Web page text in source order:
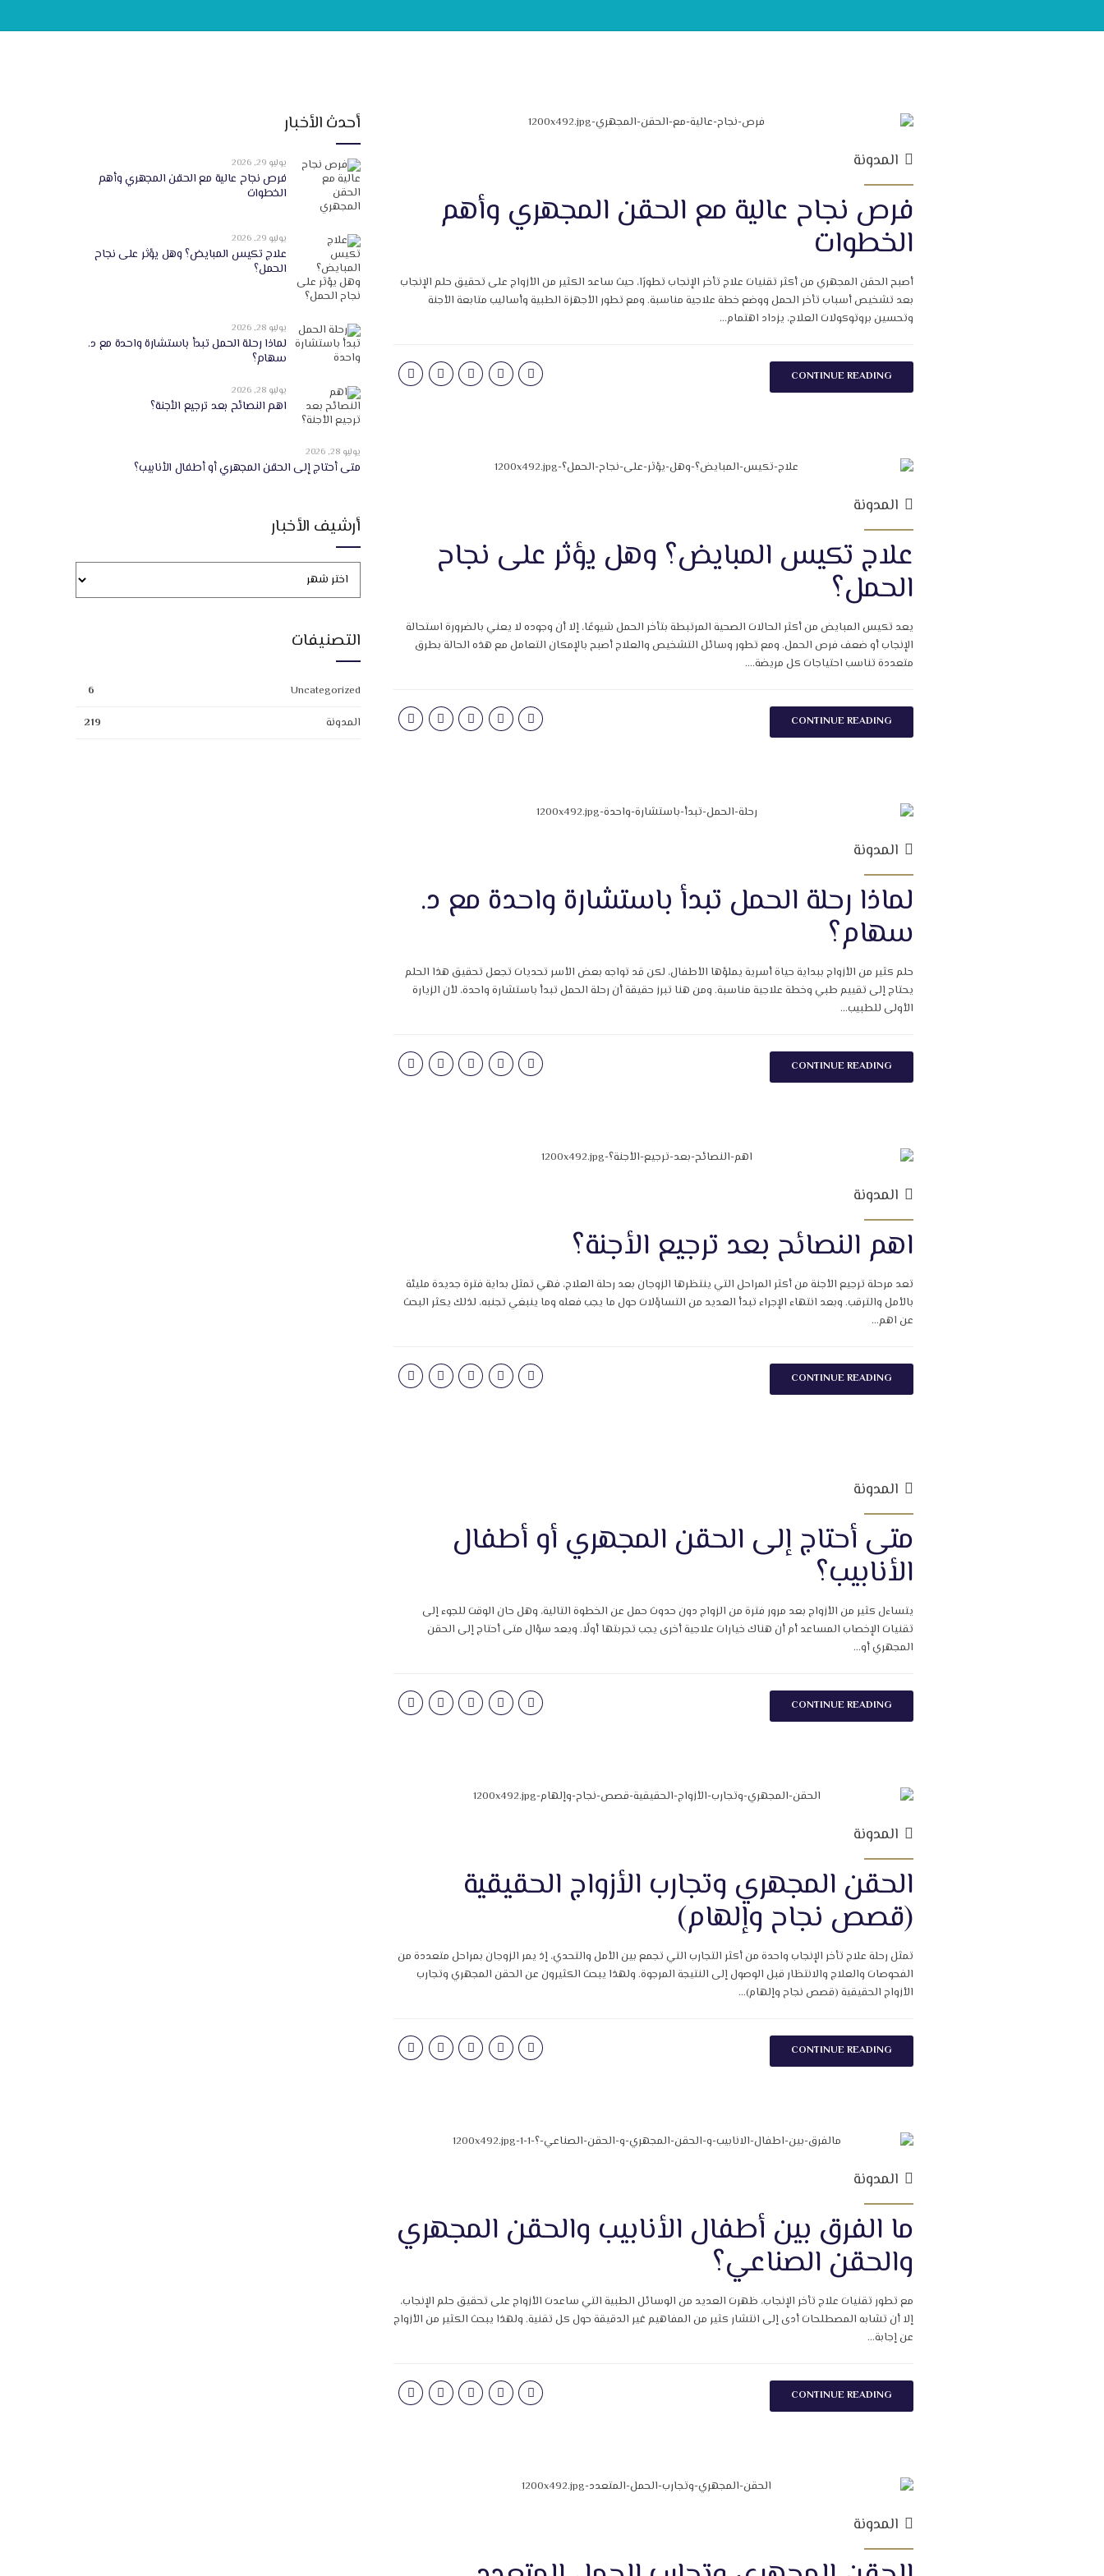
المدونة
فرص نجاح عالية مع الحقن المجهري وأهم
الخطوات
أصبح الحقن المجهري من أكثر تقنيات علاج تأخر الإنجاب تطورًا، حيث ساعد الكثير من الأزواج على تحقيق حلم الإنجاب
بعد تشخيص أسباب تأخر الحمل ووضع خطة علاجية مناسبة. ومع تطور الأجهزة الطبية وأساليب متابعة الأجنة
وتحسين بروتوكولات العلاج، يزداد اهتمام...
CONTINUE READING
المدونة
علاج تكيس المبايض؟ وهل يؤثر على نجاح
الحمل؟
يعد تكيس المبايض من أكثر الحالات الصحية المرتبطة بتأخر الحمل شيوعًا، إلا أن وجوده لا يعني بالضرورة استحالة
الإنجاب أو ضعف فرص الحمل. ومع تطور وسائل التشخيص والعلاج أصبح بالإمكان التعامل مع هذه الحالة بطرق
متعددة تناسب احتياجات كل مريضة....
CONTINUE READING
المدونة
لماذا رحلة الحمل تبدأ باستشارة واحدة مع د.
سهام؟
حلم كثير من الأزواج ببداية حياة أسرية يملؤها الأطفال، لكن قد تواجه بعض الأسر تحديات تجعل تحقيق هذا الحلم
يحتاج إلى تقييم طبي وخطة علاجية مناسبة. ومن هنا تبرز حقيقة أن رحلة الحمل تبدأ باستشارة واحدة، لأن الزيارة
الأولى للطبيب...
CONTINUE READING
المدونة
اهم النصائح بعد ترجيع الأجنة؟
تعد مرحلة ترجيع الأجنة من أكثر المراحل التي ينتظرها الزوجان بعد رحلة العلاج، فهي تمثل بداية فترة جديدة مليئة
بالأمل والترقب. وبعد انتهاء الإجراء تبدأ العديد من التساؤلات حول ما يجب فعله وما ينبغي تجنبه، لذلك يكثر البحث
عن اهم...
CONTINUE READING
المدونة
متى أحتاج إلى الحقن المجهري أو أطفال
الأنابيب؟
يتساءل كثير من الأزواج بعد مرور فترة من الزواج دون حدوث حمل عن الخطوة التالية، وهل حان الوقت للجوء إلى
تقنيات الإخصاب المساعد أم أن هناك خيارات علاجية أخرى يجب تجربتها أولًا. ويعد سؤال متى أحتاج إلى الحقن
المجهري أو...
CONTINUE READING
المدونة
الحقن المجهري وتجارب الأزواج الحقيقية
(قصص نجاح وإلهام)
تمثل رحلة علاج تأخر الإنجاب واحدة من أكثر التجارب التي تجمع بين الأمل والتحدي، إذ يمر الزوجان بمراحل متعددة من
الفحوصات والعلاج والانتظار قبل الوصول إلى النتيجة المرجوة. ولهذا يبحث الكثيرون عن الحقن المجهري وتجارب
الأزواج الحقيقية (قصص نجاح وإلهام)...
CONTINUE READING
المدونة
ما الفرق بين أطفال الأنابيب والحقن المجهري
والحقن الصناعي؟
مع تطور تقنيات علاج تأخر الإنجاب، ظهرت العديد من الوسائل الطبية التي ساعدت الأزواج على تحقيق حلم الإنجاب،
إلا أن تشابه المصطلحات أدى إلى انتشار كثير من المفاهيم غير الدقيقة حول كل تقنية. ولهذا يبحث الكثير من الأزواج
عن إجابة...
CONTINUE READING
المدونة
أحدث الأخبار
يوليو 29, 2026
فرص نجاح عالية مع الحقن المجهري وأهم
الخطوات
يوليو 29, 2026
علاج تكيس المبايض؟ وهل يؤثر على نجاح
الحمل؟
يوليو 28, 2026
لماذا رحلة الحمل تبدأ باستشارة واحدة مع د.
سهام؟
يوليو 28, 2026
اهم النصائح بعد ترجيع الأجنة؟
يوليو 28, 2026
متى أحتاج إلى الحقن المجهري أو أطفال الأنابيب؟
أرشيف الأخبار
التصنيفات
Uncategorized
6
المدونة
219